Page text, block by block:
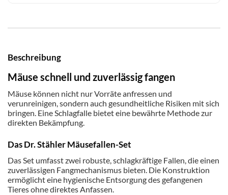
Beschreibung
Mäuse schnell und zuverlässig fangen
Mäuse können nicht nur Vorräte anfressen und
verunreinigen, sondern auch gesundheitliche Risiken mit sich
bringen. Eine Schlagfalle bietet eine bewährte Methode zur
direkten Bekämpfung.
Das Dr. Stähler Mäusefallen-Set
Das Set umfasst zwei robuste, schlagkräftige Fallen, die einen
zuverlässigen Fangmechanismus bieten. Die Konstruktion
ermöglicht eine hygienische Entsorgung des gefangenen
Tieres ohne direktes Anfassen.